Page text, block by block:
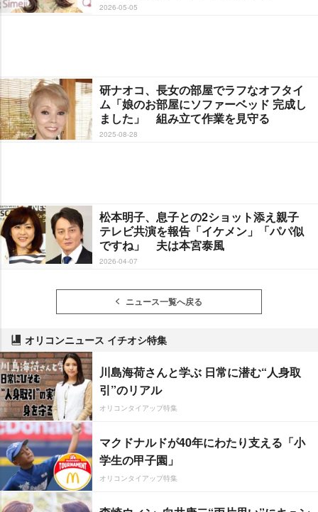
2026-05-05
研ナオコ、長女の部屋でラフなオフタイ
ム「娘のお部屋にソファーベッド 完成し
ました」 組み立て作業を見守る
2025-08-28
松本明子、息子との2ショット添え親子
テレビ共演を報告「イケメン」「パパ似
ですね」 夫は本宮泰風
2026-04-07
ニュース一覧へ戻る
オリコンニュース イチオシ特集
川島海荷さんと学ぶ 日常に潜む“人身取
引”のリアル
オリコンタイアップ特集
マクドナルドが40年にわたり支える「小
学生の甲子園」
オリコンタイアップ特集